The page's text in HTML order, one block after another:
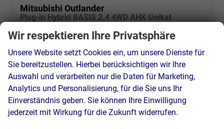
Mitsubishi Outlander
Plug-in Hybrid BASIS 2.4 4WD AHK Unikat
56.426 km
21.500,– €
incl. 19% MwSt.
Details
Wir respektieren Ihre Privatsphäre
Unsere Website setzt Cookies ein, um unsere Dienste für
Sie bereitzustellen. Hierbei berücksichtigen wir Ihre
Auswahl und verarbeiten nur die Daten für Marketing,
Analytics und Personalisierung, für die Sie uns Ihr
Einverständnis geben. Sie können Ihre Einwilligung
jederzeit mit Wirkung für die Zukunft widerrufen.